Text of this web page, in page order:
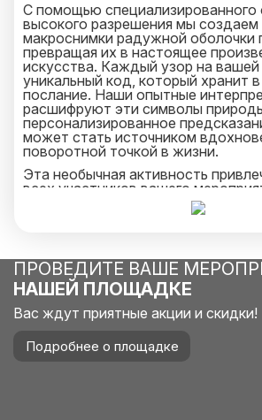
С помощью специализированного
высокого разрешения мы создаем
макроснимки радужной оболочки
превращая их в настоящее
искусства. Каждый узор на
уникальный код, который хранит
послание. Наши опытные
расшифруют эти символы
персонализированное
может стать источником
поворотной точкой в жизни.
Эта необычная активность
всех участников вашего
от возраста. Гости получают не
эксклюзивное фото своей
Превратите обычное событие в
путешествие в мир магии и
каждому участнику возможность
частичку волшебства, спрятанного
собственном взгляде!
ПРОВЕДИТЕ ВАШЕ
НАШЕЙ ПЛОЩАДКЕ
Вас ждут приятные акции и скидки!
Подробнее о площадке